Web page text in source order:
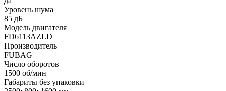
Уровень шума
85 дБ
Модель двигателя
FD6113AZLD
Производитель
FUBAG
Число оборотов
1500 об/мин
Габариты без упаковки